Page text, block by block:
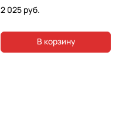
2 025 руб.
В корзину